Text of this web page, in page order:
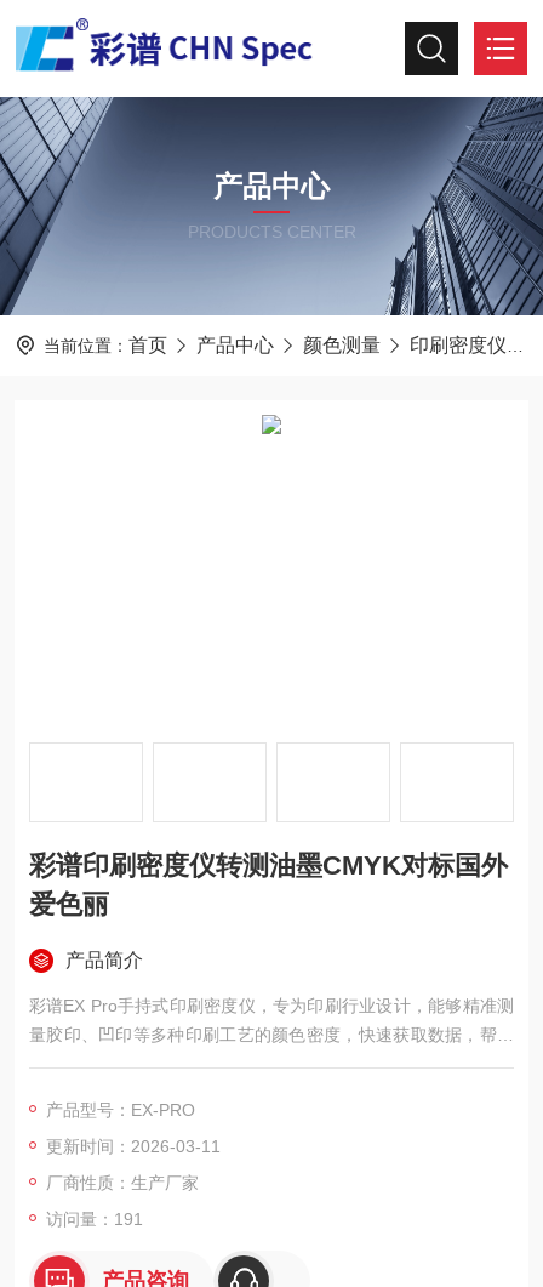
产品中心
PRODUCTS CENTER
当前位置： 首页 产品中心 颜色测量 印刷密度仪
彩谱印刷密度仪转测油墨CMYK对标国外
爱色丽
产品简介
彩谱EX Pro手持式印刷密度仪，专为印刷行业设计，能够精准测
量胶印、凹印等多种印刷工艺的颜色密度，快速获取数据，帮助
从业者有效把控色彩质量并及时纠正偏差。其手持式设计轻便易
性。
产品型号：EX-PRO
更新时间：2026-03-11
厂商性质：生产厂家
访问量：191
产品咨询